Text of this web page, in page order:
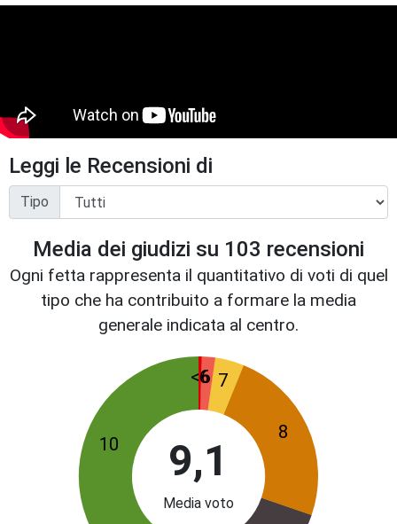
Leggi le Recensioni di
Tipo
Media dei giudizi su 103 recensioni
Ogni fetta rappresenta il quantitativo di voti di quel
tipo che ha contribuito a formare la media
generale indicata al centro.
9,1
Media voto
<6
6 7
8
10